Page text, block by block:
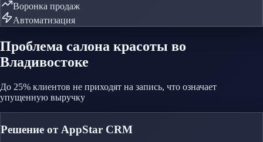
Воронка продаж
Автоматизация
Проблема салона красоты во
Владивостоке
До 25% клиентов не приходят на запись, что означает
упущенную выручку
Решение от AppStar CRM